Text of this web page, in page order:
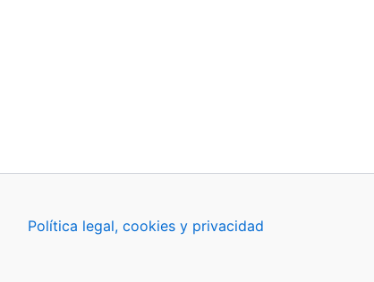
Política legal, cookies y privacidad